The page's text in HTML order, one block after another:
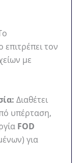
τον
με
Διαθέτει
υπέρταση,
FOD
για